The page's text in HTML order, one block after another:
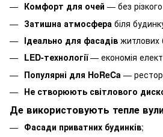
Комфорт для очей — без
Затишна атмосфера біля
Ідеально для фасадів житлових
LED-технології— економія
Популярні для HoReCa —
Не створюють світлового
Де використовують тепле
Фасади приватних будинків;